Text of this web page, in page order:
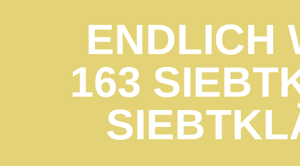
ENDLICH
163